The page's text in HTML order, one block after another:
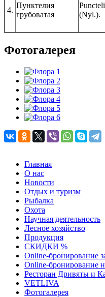
4.
Пунктелия
грубоватая
(Nyl.).
Фотогалерея
Главная
О нас
Новости
Отдых и туризм
Рыбалка
Охота
Научная деятельность
Лесное хозяйство
Продукция
СКИДКИ %
Оnline-бронирование
Оnline-бронирование
Ресторан Дривяты и
VETLIVA
Фотогалерея